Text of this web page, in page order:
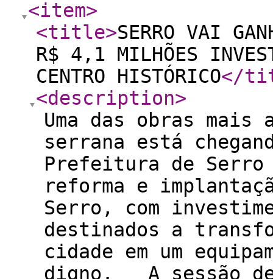
<item>
<title>SERRO VAI
R$ 4,1 MILHÕES
CENTRO HISTÓRICO</
<description>
Uma das obras mais
serrana está
Prefeitura de
reforma e
Serro, com
destinados a
cidade em um
digno. A sessão